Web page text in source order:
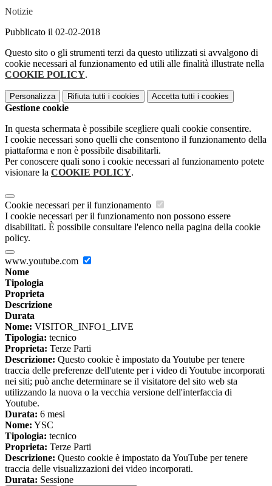
Notizie
Pubblicato il 02-02-2018
Questo sito o gli strumenti terzi da questo utilizzati si avvalgono di
cookie necessari al funzionamento ed utili alle finalità illustrate nella
COOKIE POLICY.
Personalizza Rifiuta tutti i cookies Accetta tutti i cookies
Gestione cookie
In questa schermata è possibile scegliere quali cookie consentire.
I cookie necessari sono quelli che consentono il funzionamento della
piattaforma e non è possibile disabilitarli.
Per conoscere quali sono i cookie necessari al funzionamento potete
visionare la COOKIE POLICY.
Cookie necessari per il funzionamento
I cookie necessari per il funzionamento non possono essere
disabilitati. È possibile consultare l'elenco nella pagina della cookie
policy.
www.youtube.com
Nome
Tipologia
Proprieta
Descrizione
Durata
Nome: VISITOR_INFO1_LIVE
Tipologia: tecnico
Proprieta: Terze Parti
Descrizione: Questo cookie è impostato da Youtube per tenere
traccia delle preferenze dell'utente per i video di Youtube incorporati
nei siti; può anche determinare se il visitatore del sito web sta
utilizzando la nuova o la vecchia versione dell'interfaccia di
Youtube.
Durata: 6 mesi
Nome: YSC
Tipologia: tecnico
Proprieta: Terze Parti
Descrizione: Questo cookie è impostato da YouTube per tenere
traccia delle visualizzazioni dei video incorporati.
Durata: Sessione